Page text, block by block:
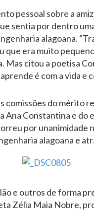
pessoal sobre a
sentia por dentro
alagoana.
era muito
citou a poetisa
é com a vida e
comissões do mérito
Ana Constantina e do
por unanimidade
alagoana e
e outros de forma
Zélia Maia Nobre,